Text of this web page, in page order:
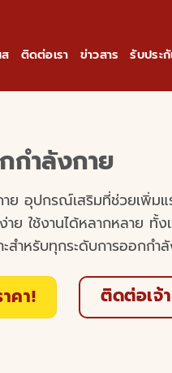
ติดต่อเรา ข่าวสาร รับประ
กำลังกาย
ย อุปกรณ์เสริมที่ช่วยเพิ่มแ
ย ใช้งานได้หลากหลาย ทั้
สำหรับทุกระดับการออกกำ
คา! ติดต่อเจ้